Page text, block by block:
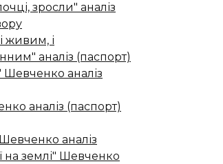
зросли" аналіз
живим, і
аналіз (паспорт)
аналіз
аналіз (паспорт)
аналіз
на землі" Шевченко